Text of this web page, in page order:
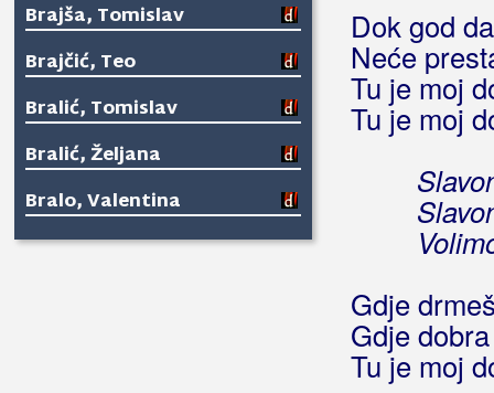
Brajša, Tomislav
Brajčić, Teo
Bralić, Tomislav
Bralić, Željana
Bralo, Valentina
Brane
Dok god
Neće
Tu je moj
Tu je moj
Gdje
Gdje
Tu je moj